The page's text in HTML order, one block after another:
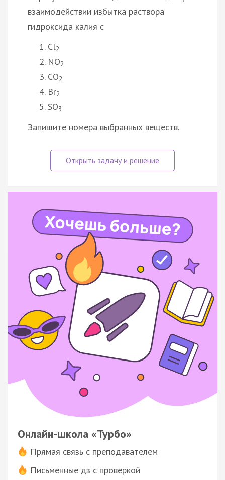
взаимодействии избытка раствора
гидроксида калия с
Cl2
NO2
CO2
Br2
SO3
Запишите номера выбранных веществ.
Онлайн-школа «Турбо»
Прямая связь с преподавателем
Письменные дз с проверкой